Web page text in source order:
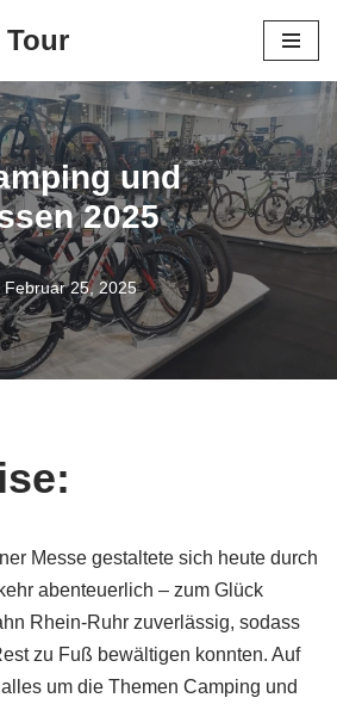
Tour
und
2025
Februar 25, 2025
Messe gestaltete sich heute durch
abenteuerlich – zum Glück
Rhein-Ruhr zuverlässig, sodass
zu Fuß bewältigen konnten. Auf
um die Themen Camping und